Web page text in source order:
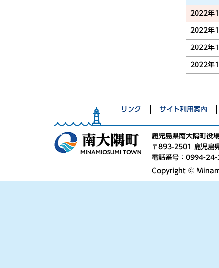
2022年
2022年
2022年
2022年
リンク サイト利用案内
鹿児島県南大隅町役
〒893-2501 鹿児島
電話番号：0994-
Copyright ©